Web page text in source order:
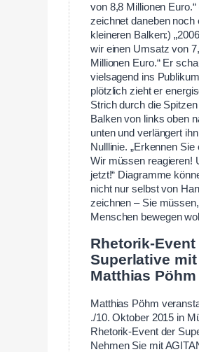
von 8,8 Millionen Euro.“
zeichnet daneben noch
kleineren Balken:)
wir einen Umsatz von
Millionen Euro.“ Er
vielsagend ins
plötzlich zieht er
Strich durch die
Balken von links oben
unten und verlängert
Nulllinie. „Erkennen Sie
Wir müssen reagieren!
jetzt!“ Diagramme
nicht nur selbst von
zeichnen – Sie
Menschen bewegen
Rhetorik-Event
Superlative mit
Matthias Pöhm
Matthias Pöhm
./10. Oktober 2015 in
Rhetorik-Event der
Nehmen Sie mit